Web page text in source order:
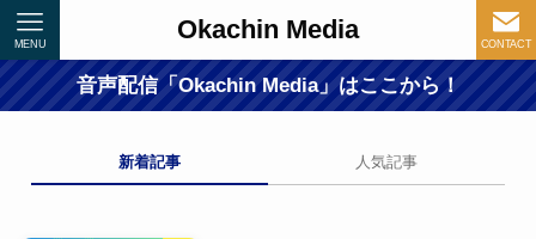
Okachin Media CONTACT
MENU
音声配信「Okachin Media」はここから！
新着記事 人気記事